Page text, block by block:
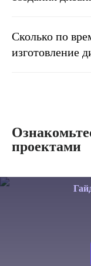
Сколько по
изготовление
проектами